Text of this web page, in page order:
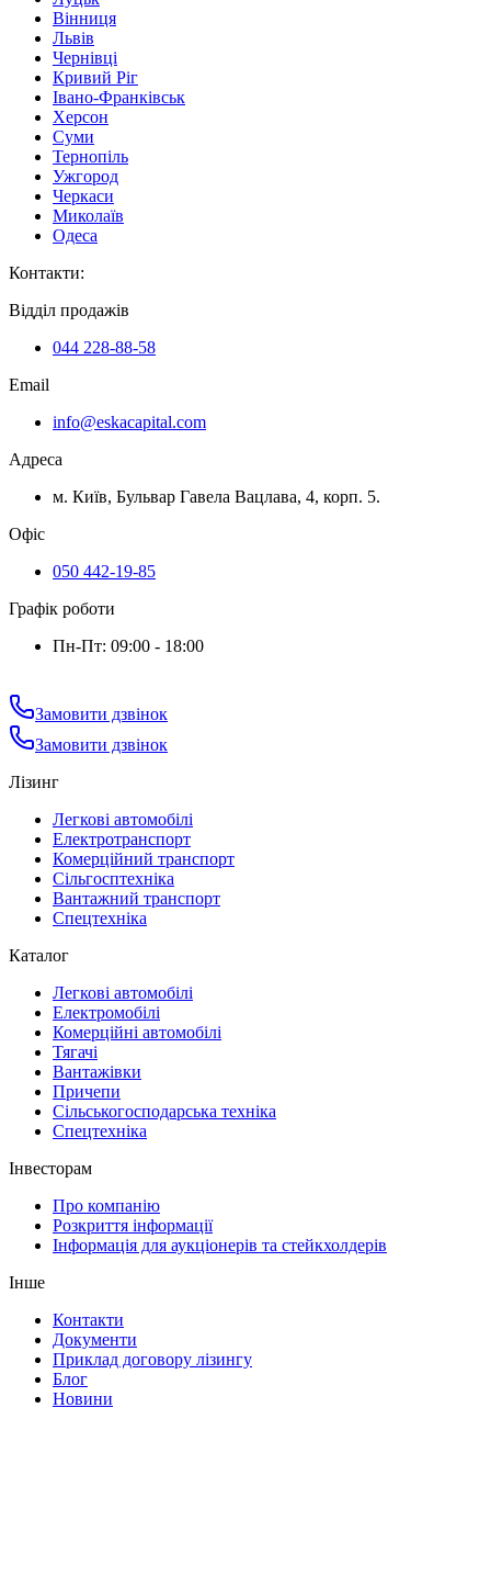
Вінниця
Львів
Чернівці
Кривий Ріг
Івано-Франківськ
Херсон
Суми
Тернопіль
Ужгород
Черкаси
Миколаїв
Одеса
Контакти:
Відділ продажів
044 228-88-58
Email
info@eskacapital.com
Адреса
м. Київ, Бульвар Гавела Вацлава, 4, корп. 5.
Офіс
050 442-19-85
Графік роботи
Пн-Пт: 09:00 - 18:00
Замовити дзвінок
Замовити дзвінок
Лізинг
Легкові автомобілі
Електротранспорт
Комерційний транспорт
Сільгосптехніка
Вантажний транспорт
Спецтехніка
Каталог
Легкові автомобілі
Електромобілі
Комерційні автомобілі
Тягачі
Вантажівки
Причепи
Сільськогосподарська техніка
Спецтехніка
Інвесторам
Про компанію
Розкриття інформації
Інформація для аукціонерів та стейкхолдерів
Інше
Контакти
Документи
Приклад договору лізингу
Блог
Новини